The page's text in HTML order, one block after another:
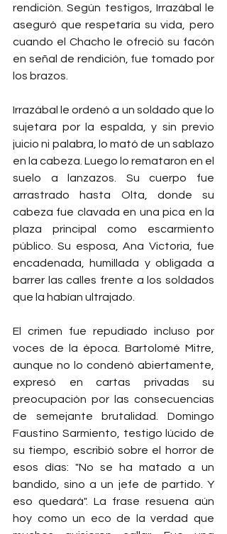
rendición. Según testigos, Irrazábal le
aseguró que respetaría su vida, pero
cuando el Chacho le ofreció su facón
en señal de rendición, fue tomado por
los brazos.
Irrazábal le ordenó a un soldado que lo
sujetara por la espalda, y sin previo
juicio ni palabra, lo mató de un sablazo
en la cabeza. Luego lo remataron en el
suelo a lanzazos. Su cuerpo fue
arrastrado hasta Olta, donde su
cabeza fue clavada en una pica en la
plaza principal como escarmiento
público. Su esposa, Ana Victoria, fue
encadenada, humillada y obligada a
barrer las calles frente a los soldados
que la habían ultrajado.
El crimen fue repudiado incluso por
voces de la época. Bartolomé Mitre,
aunque no lo condenó abiertamente,
expresó en cartas privadas su
preocupación por las consecuencias
de semejante brutalidad. Domingo
Faustino Sarmiento, testigo lúcido de
su tiempo, escribió sobre el horror de
esos días: "No se ha matado a un
bandido, sino a un jefe de partido. Y
eso quedará". La frase resuena aún
hoy como un eco de la verdad que